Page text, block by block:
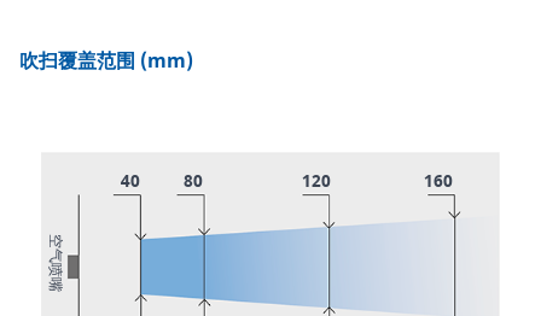
吹扫覆盖范围 (mm)
空气喷嘴
40 80 120 160